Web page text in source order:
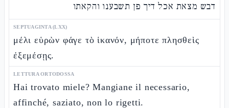
דבש מצאת אכל דיך פן תשבענו והקאתו
SEPTUAGINTA (LXX)
μέλι εὑρὼν φάγε τὸ ἱκανόν, μήποτε πλησθεὶς
ἐξεμέσῃς.
LETTURA ORTODOSSA
Hai trovato miele? Mangiane il necessario,
affinché, saziato, non lo rigetti.